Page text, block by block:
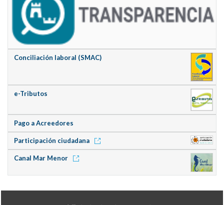
Conciliación laboral (SMAC)
e-Tributos
Pago a Acreedores
Participación ciudadana
Canal Mar Menor